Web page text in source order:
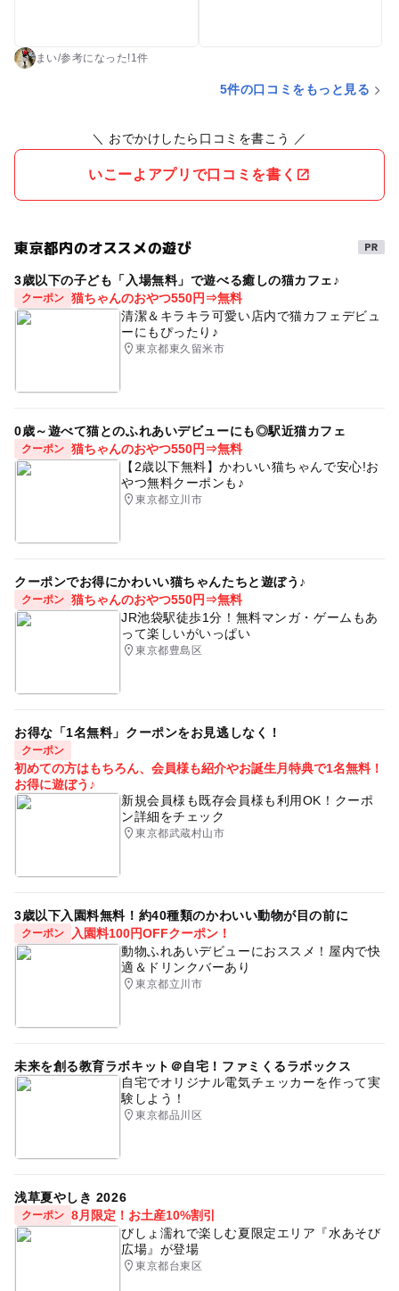
まい/参考に なった!1件
5件の口コミをもっと見る
＼ おでかけしたら口コミを書こう ／
いこーよアプリで口コミを書く
東京都内のオススメの遊び
3歳以下の子ども「入場無料」で遊べる癒しの猫カフェ♪
クーポン 猫ちゃんのおやつ550円⇒無料
清潔＆キラキラ可愛い店内で猫カフェデビュ
ーにもぴったり♪
東京都東久留米市
0歳～遊べて猫とのふれあいデビューにも◎駅近猫カフェ
クーポン 猫ちゃんのおやつ550円⇒無料
【2歳以下無料】かわいい猫ちゃんで安心!お
やつ無料クーポンも♪
東京都立川市
クーポンでお得にかわいい猫ちゃんたちと遊ぼう♪
クーポン 猫ちゃんのおやつ550円⇒無料
JR池袋駅徒歩1分！無料マンガ・ゲームもあ
って楽しいがいっぱい
東京都豊島区
お得な「1名無料」クーポンをお見逃しなく！
クーポン
初めての方はもちろん、会員様も紹介やお誕生月特典で1名無料！
お得に遊ぼう♪
新規会員様も既存会員様も利用OK！クーポ
ン詳細をチェック
東京都武蔵村山市
3歳以下入園料無料！約40種類のかわいい動物が目の前に
クーポン
入園料100円OFFクーポン！
動物ふれあいデビューにおススメ！屋内で快
適＆ドリンクバーあり
東京都立川市
未来を創る教育ラボキット＠自宅！ファミくるラボックス
自宅でオリジナル電気チェッカーを作って実
験しよう！
東京都品川区
浅草夏やしき 2026
クーポン 8月限定！お土産10%割引
びしょ濡れで楽しむ夏限定エリア『水あそび
広場』が登場
東京都台東区